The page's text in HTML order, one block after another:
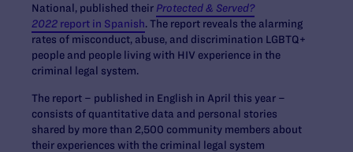
National, published their Protected & Served?
2022 report in Spanish. The report reveals the alarming
rates of misconduct, abuse, and discrimination LGBTQ+
people and people living with HIV experience in the
criminal legal system.
The report – published in English in April this year –
consists of quantitative data and personal stories
shared by more than 2,500 community members about
their experiences with the criminal legal system